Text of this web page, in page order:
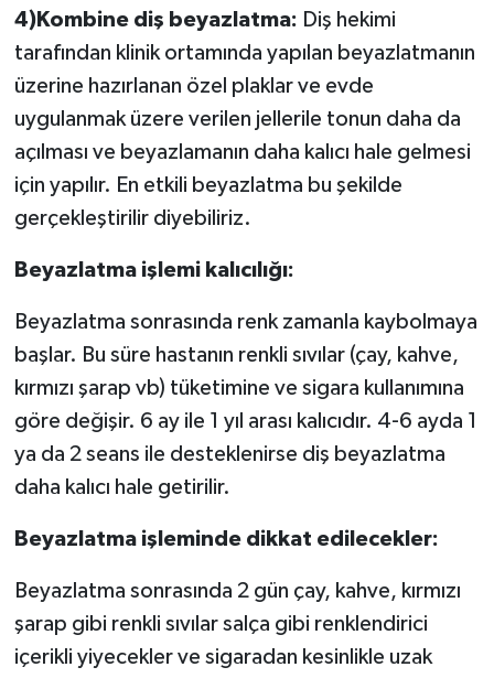
4)Kombine diş beyazlatma: Diş hekimi
tarafından klinik ortamında yapılan beyazlatmanın
üzerine hazırlanan özel plaklar ve evde
uygulanmak üzere verilen jellerile tonun daha da
açılması ve beyazlamanın daha kalıcı hale gelmesi
için yapılır. En etkili beyazlatma bu şekilde
gerçekleştirilir diyebiliriz.
Beyazlatma işlemi kalıcılığı:
Beyazlatma sonrasında renk zamanla kaybolmaya
başlar. Bu süre hastanın renkli sıvılar (çay, kahve,
kırmızı şarap vb) tüketimine ve sigara kullanımına
göre değişir. 6 ay ile 1 yıl arası kalıcıdır. 4-6 ayda 1
ya da 2 seans ile desteklenirse diş beyazlatma
daha kalıcı hale getirilir.
Beyazlatma işleminde dikkat edilecekler:
Beyazlatma sonrasında 2 gün çay, kahve, kırmızı
şarap gibi renkli sıvılar salça gibi renklendirici
içerikli yiyecekler ve sigaradan kesinlikle uzak